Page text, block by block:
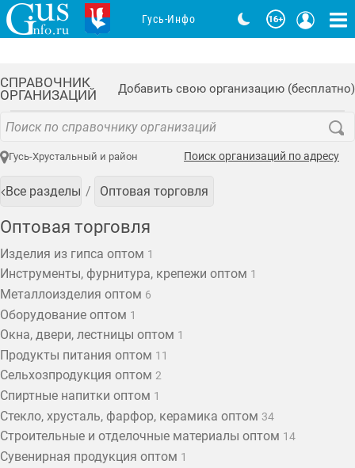
СПРАВОЧНИК
ОРГАНИЗАЦИЙ
Добавить свою организацию (бесплатно)
Гусь-Хрустальный и район Поиск организаций по адресу
Все разделы Оптовая торговля
Оптовая торговля
Изделия из гипса оптом 1
Инструменты, фурнитура, крепежи оптом 1
Металлоизделия оптом 6
Оборудование оптом 1
Окна, двери, лестницы оптом 1
Продукты питания оптом 11
Сельхозпродукция оптом 2
Спиртные напитки оптом 1
Стекло, хрусталь, фарфор, керамика оптом 34
Строительные и отделочные материалы оптом 14
Сувенирная продукция оптом 1
Гусь-Инфо